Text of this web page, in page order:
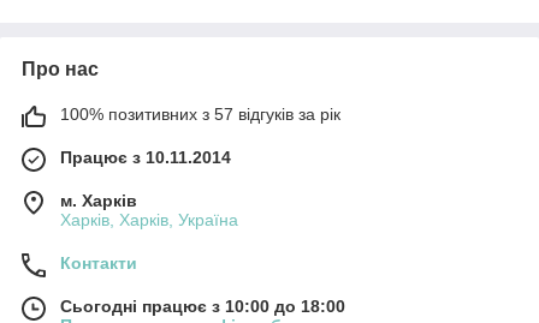
Про нас
100% позитивних з 57 відгуків за рік
Працює з 10.11.2014
м. Харків
Харків, Харків, Україна
Контакти
Сьогодні працює з 10:00 до 18:00